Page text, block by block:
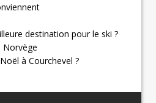
destination pour le ski ?
Norvège
à Courchevel ?